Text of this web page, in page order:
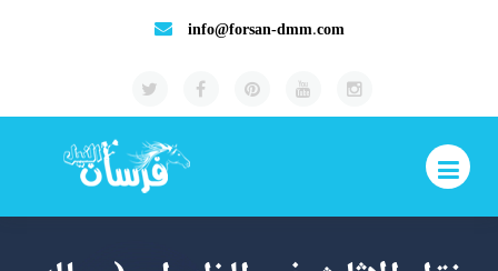
info@forsan-dmm.com